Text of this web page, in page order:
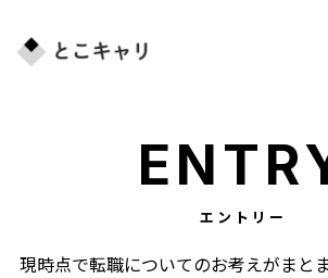
エントリー
現時点で転職についてのお考えがまと